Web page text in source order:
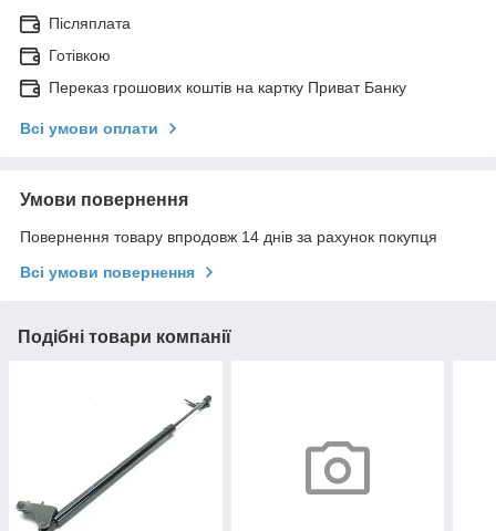
Післяплата
Готівкою
Переказ грошових коштів на картку Приват Банку
Всі умови оплати
Умови повернення
Повернення товару впродовж 14 днів за рахунок покупця
Всі умови повернення
Подібні товари компанії